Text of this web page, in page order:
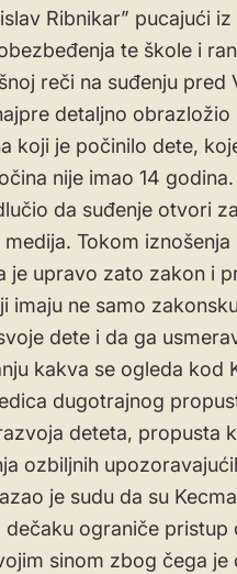
Ribnikar” pucajući
te škole i
reči na suđenju pred
detaljno
koji je počinilo dete,
nije imao 14
da suđenje otvori
Tokom
je upravo zato zakon i
imaju ne samo
dete i da ga
kakva se ogleda kod
dugotrajnog
deteta, propusta
ozbiljnih
je sudu da su
ograniče pristup
sinom zbog čega